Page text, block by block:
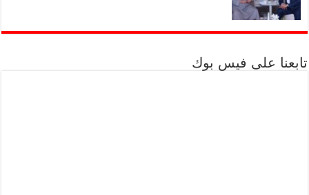
تابعنا على فيس بوك